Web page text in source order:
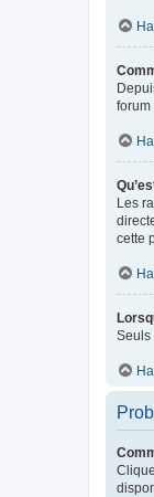
forum
Les
cette
Seuls